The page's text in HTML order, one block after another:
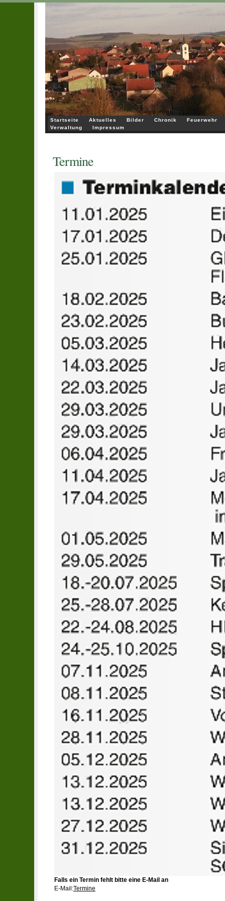
Startseite Aktuelles Bilder Chronik
Feuerwehr
Verwaltung
Impressum
Termine
Falls ein Termin fehlt bitte eine E-Mail an
E-Mail:Termine